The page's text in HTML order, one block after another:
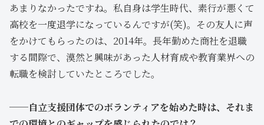
あまりなかったですね。私自身は学生時代、素行が悪くて
高校を一度退学になっているんですが(笑)。その友人に声
をかけてもらったのは、2014年。長年勤めた商社を退職
する間際で、漠然と興味があった人材育成や教育業界への
転職を検討していたところでした。
──自立支援団体でのボランティアを始めた時は、それま